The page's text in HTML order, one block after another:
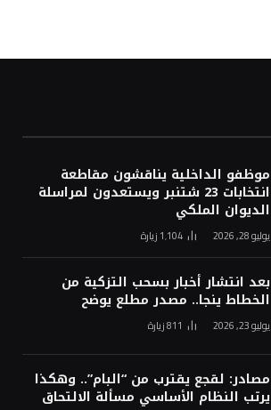
موظفو الداخلية يناقشون مقاطعة
انتخابات 23 شتنبر ويستعدون لمراسلة
الديوان الملكي
يوليو 28, 2026 1٬104 زيارة
بعد انتشار أخبار بسحب التزكية من
الخطاط ينجا.. مصدر مطلع يوضح
يوليو 23, 2026 811زيارة
مصادر: لقجع يقترب من “البام”.. وهكذا
يرتب النظام الأساسي مسألة الالتحاق